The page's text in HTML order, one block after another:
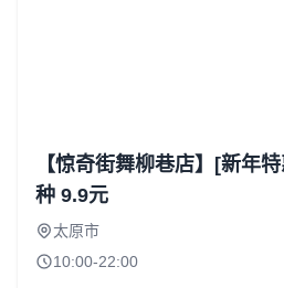
【惊奇街舞柳巷店】[新年
种 9.9元
太原市
10:00-22:00